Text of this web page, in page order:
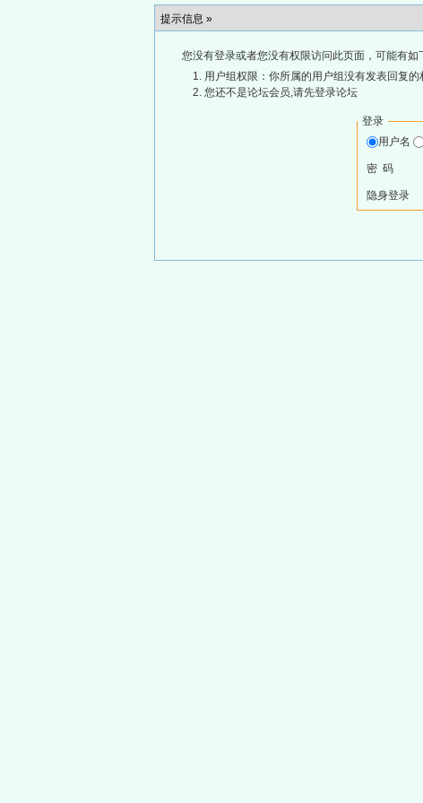
提示信息 »
您没有登录或者您没有权限访问此页面，可能有如
用户组权限：你所属的用户组没有发表回复的
您还不是论坛会员,请先登录论坛
登录
用户名
密 码
隐身登录